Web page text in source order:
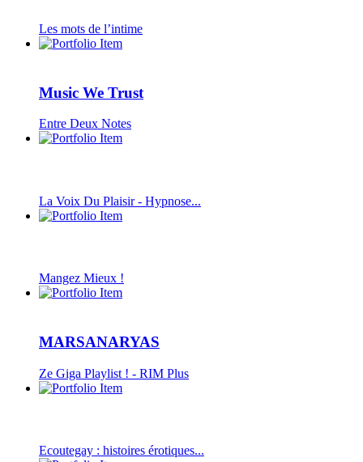
Les mots de l’intime
Music We Trust
Entre Deux Notes
La Voix Du Plaisir - Hypnose...
Mangez Mieux !
MARSANARYAS
Ze Giga Playlist ! - RIM Plus
Ecoutegay : histoires érotiques...